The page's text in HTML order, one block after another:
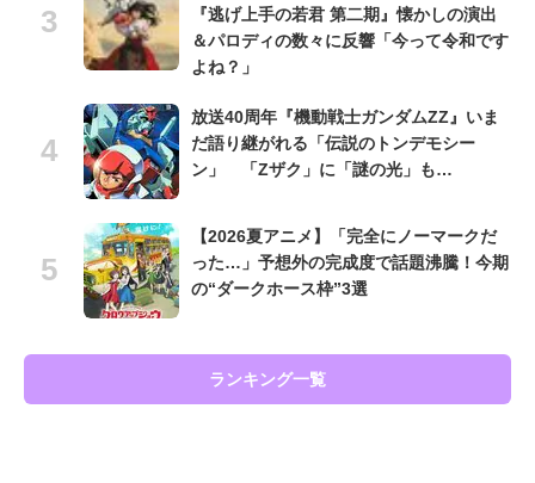
『逃げ上手の若君 第二期』懐かしの演出
＆パロディの数々に反響「今って令和です
よね？」
放送40周年『機動戦士ガンダムZZ』いま
だ語り継がれる「伝説のトンデモシー
ン」 「Zザク」に「謎の光」も…
【2026夏アニメ】「完全にノーマークだ
った…」予想外の完成度で話題沸騰！今期
の“ダークホース枠”3選
ランキング一覧